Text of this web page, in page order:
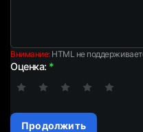
Внимание:HTML не
Оценка:
Продолжить